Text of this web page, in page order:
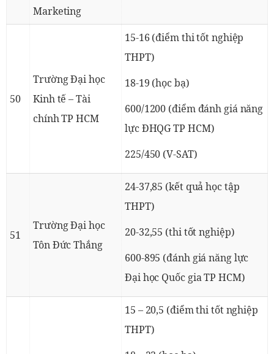
Marketing
50
Trường Đại học
Kinh tế – Tài
chính TP HCM
15-16 (điểm thi tốt nghiệp
THPT)
18-19 (học bạ)
600/1200 (điểm đánh giá năng
lực ĐHQG TP HCM)
225/450 (V-SAT)
51
Trường Đại học
Tôn Đức Thắng
24-37,85 (kết quả học tập
THPT)
20-32,55 (thi tốt nghiệp)
600-895 (đánh giá năng lực
Đại học Quốc gia TP HCM)
15 – 20,5 (điểm thi tốt nghiệp
THPT)